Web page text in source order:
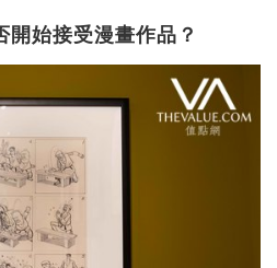
始接受漫畫作品？